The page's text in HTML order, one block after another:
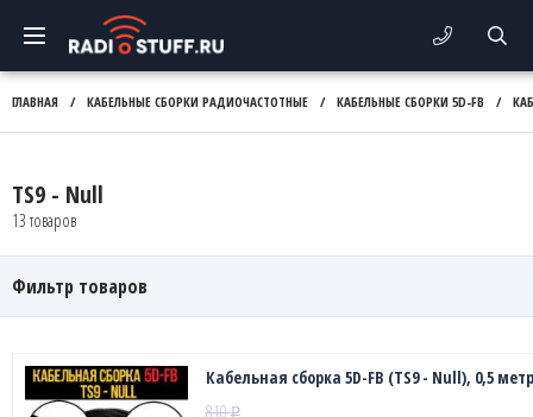
ГЛАВНАЯ / КАБЕЛЬНЫЕ СБОРКИ РАДИОЧАСТОТНЫЕ / КАБЕЛЬНЫЕ СБОРКИ 5D-FB /
TS9 - Null
13 товаров
Фильтр товаров
Кабельная сборка 5D-FB (TS9 - Null), 0,5
810₽